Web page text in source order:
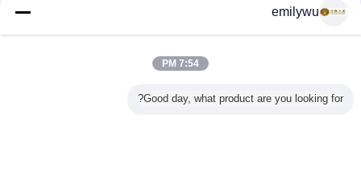
أكثرقشرة مدخنة
emilywu
7:54 PM
Good day, what product are you looking for?